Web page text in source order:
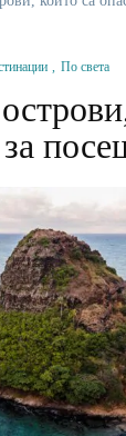
По света